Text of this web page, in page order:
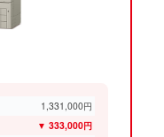
1,331,000円
▼ 333,000円